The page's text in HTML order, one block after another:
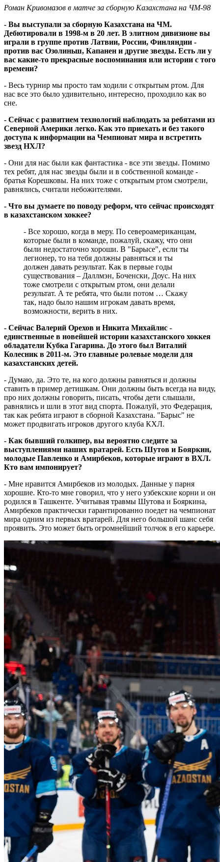
Роман Кривомазов в матче за сборную Казахстана на ЧМ-98
- Вы выступали за сборную Казахстана на ЧМ.
Дебютировали в 1998-м в 20 лет. В элитном дивизионе вы
играли в группе против Латвии, России, Финляндии -
против вас Озолиньш, Капанен и другие звезды. Есть ли у
вас какие-то прекрасные воспоминания или истории с того
времени?
- Весь турнир мы просто там ходили с открытым ртом. Для
нас все это было удивительно, интересно, проходило как во
сне.
- Сейчас с развитием технологий наблюдать за ребятами из
Северной Америки легко. Как это приехать и без такого
доступа к информации на Чемпионат мира и встретить
звезд НХЛ?
- Они для нас были как фантастика - все эти звезды. Помимо
тех ребят, для нас звезды были и в собственной команде -
братья Корешковы. На них тоже с открытым ртом смотрели,
равнялись, считали небожителями.
- Что вы думаете по поводу реформ, что сейчас происходят
в казахстанском хоккее?
- Все хорошо, когда в меру. По североамериканцам,
которые были в команде, пожалуй, скажу, что они
были недостаточно хороши. В "Барысе", если ты
легионер, то на тебя должны равняться и ты
должен давать результат. Как в первые годы
существования – Даллмэн, Боченски, Доус. На них
тоже смотрели с открытым ртом, они делали
результат. А те ребята, что были потом … Скажу
так, надо было нашим игрокам давать время,
возможности, верить в них.
- Сейчас Валерий Орехов и Никита Михайлис -
единственные в новейшей истории казахстанского хоккея
обладатели Кубка Гагарина. До этого был Виталий
Колесник в 2011-м. Это главные ролевые модели для
казахстанских детей.
- Думаю, да. Это те, на кого должны равняться и должны
ставить в пример детишкам. Они должны быть всегда на виду,
про них должны говорить, писать, чтобы дети слышали,
равнялись и шли в этот вид спорта. Пожалуй, это Федерация,
так как ребята играют в сборной Казахстана. "Барыс" не
может продвигать игроков другого клуба КХЛ.
- Как бывший голкипер, вы вероятно следите за
выступлениями наших вратарей. Есть Шутов и Бояркин,
молодые Павленко и Амирбеков, которые играют в ВХЛ.
Кто вам импонирует?
- Мне нравится Амирбеков из молодых. Данные у парня
хорошие. Кто-то мне говорил, что у него узбекские корни и он
родился в Ташкенте. Учитывая травмы Шутова и Бояркина,
Амирбеков практически гарантированно поедет на чемпионат
мира одним из первых вратарей. Для него большой шанс себя
проявить. Это может быть огромнейший толчок в его карьере.